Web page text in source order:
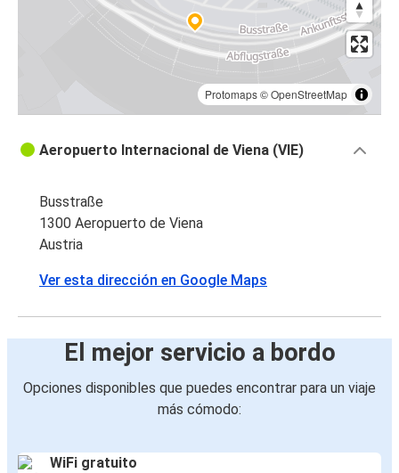
Protomaps©OpenStreetMap
Aeropuerto Internacional de Viena (VIE)
Busstraße
1300 Aeropuerto de Viena
Austria
Ver esta dirección en Google Maps
El mejor servicio a bordo
Opciones disponibles que puedes encontrar para un viaje
más cómodo:
WiFi gratuito